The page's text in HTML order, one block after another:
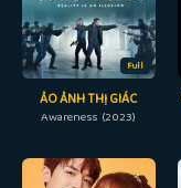
Full
ẢO ẢNH THỊ GIÁC
Awareness (2023)